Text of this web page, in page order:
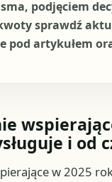
podjęciem
sprawdź
pod artykułem
i od
w 2025